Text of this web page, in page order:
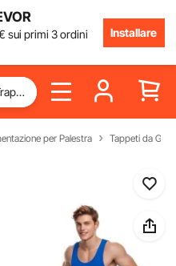
sui primi 3 ordini
Installare
per Palestra Tappeti da